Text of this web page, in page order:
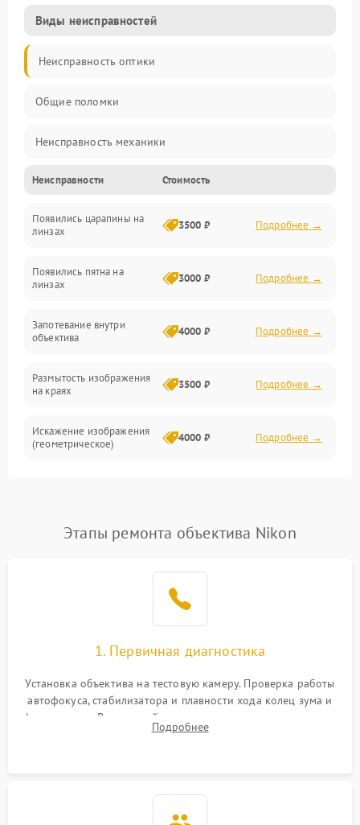
Виды неисправностей
Неисправность оптики
Общие поломки
Неисправность механики
Неисправность электроники (если объектив с мотором/
Прочие неисправности
Неисправности Стоимость
Появились царапины на
линзах
3500 ₽ Подробнее →
Появились пятна на
линзах
3000 ₽ Подробнее →
Запотевание внутри
объектива
4000 ₽ Подробнее →
Размытость изображения
на краях
3500 ₽ Подробнее →
Искажение изображения
(геометрическое)
4000 ₽ Подробнее →
Проблемы с резкостью
Этапы ремонта объектива Nikon
1. Первичная диагностика
Установка объектива на тестовую камеру. Проверка работы
автофокуса, стабилизатора и плавности хода колец зума и
фокусировки. Визуальный осмотр линз на наличие царапин,
грибка, пыли и оценка состояния контактов байонета.
Подробнее